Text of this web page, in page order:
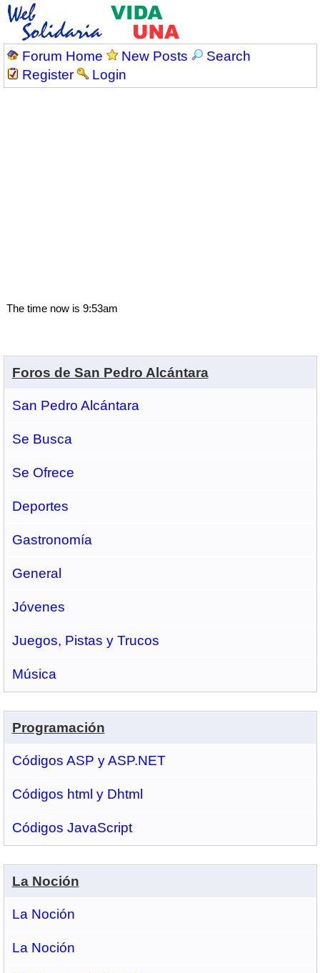
Forum Home New Posts
Search
Register
Login
The time now is 9:53am
Foros de San Pedro Alcántara
San Pedro Alcántara
Se Busca
Se Ofrece
Deportes
Gastronomí­a
General
Jóvenes
Juegos, Pistas y Trucos
Música
Programación
Códigos ASP y ASP.NET
Códigos html y Dhtml
Códigos JavaScript
La Noción
La Noción
La Noción